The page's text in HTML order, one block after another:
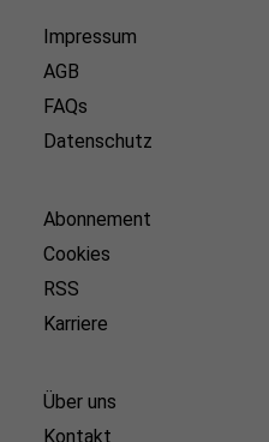
Impressum
AGB
FAQs
Datenschutz
Abonnement
Cookies
RSS
Karriere
Über uns
Kontakt